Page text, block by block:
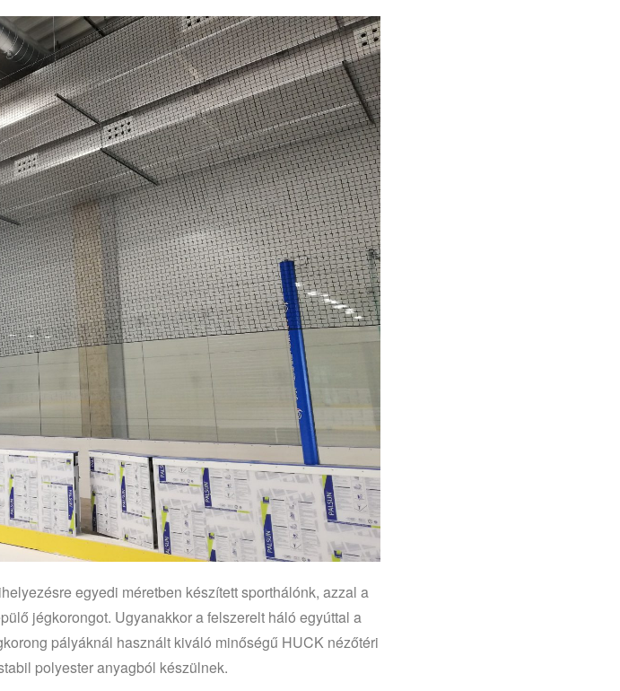
egyedi méretben készített sporthálónk, azzal a
jégkorongot. Ugyanakkor a felszerelt háló egyúttal a
pályáknál használt kiváló minőségű HUCK nézőtéri
polyester anyagból készülnek.